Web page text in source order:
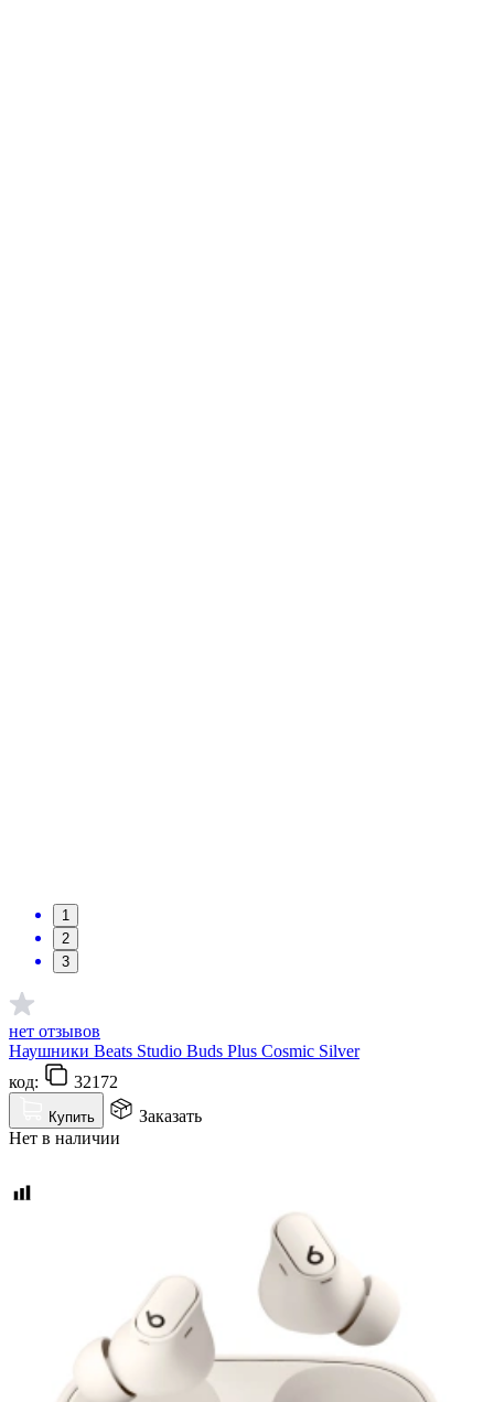
1
2
3
нет отзывов
Наушники Beats Studio Buds Plus Cosmic Silvеr
код:
32172
Купить
Заказать
Нет в наличии